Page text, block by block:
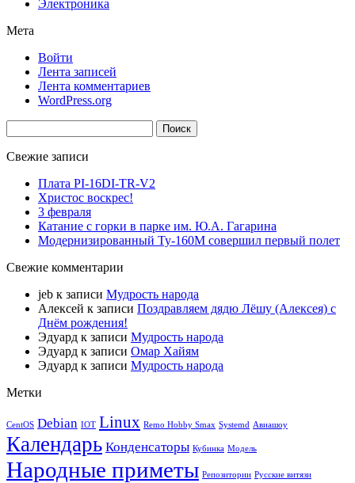
Электроника
Мета
Войти
Лента записей
Лента комментариев
WordPress.org
Свежие записи
Плата PI-16DI-TR-V2
Христос воскрес!
3 февраля
Катание с горки в парке им. Ю.А. Гагарина
Модернизированный Ту-160М совершил первый полет
Свежие комментарии
jeb к записи Мудрость народа
Алексей к записи Поздравляем дядю Лёшу (Алексея) с
Днём рождения!
Эдуард к записи Мудрость народа
Эдуард к записи Омар Хайям
Эдуард к записи Мудрость народа
Метки
CentOS Debian IOT Linux Remo Hobby Smax Systemd Авиашоу
Календарь Конденсаторы Кубинка Модель
Народные приметы Репозитории Русские витязи